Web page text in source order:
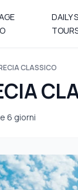
DAILY
CLASSICO
6 giorni